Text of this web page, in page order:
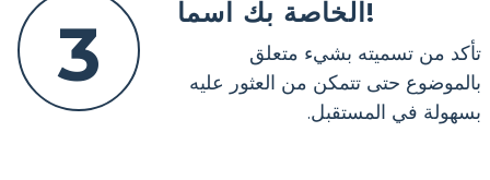
3
الخاصة بك اسما!
تأكد من تسميته بشيء متعلق
بالموضوع حتى تتمكن من العثور عليه
بسهولة في المستقبل.